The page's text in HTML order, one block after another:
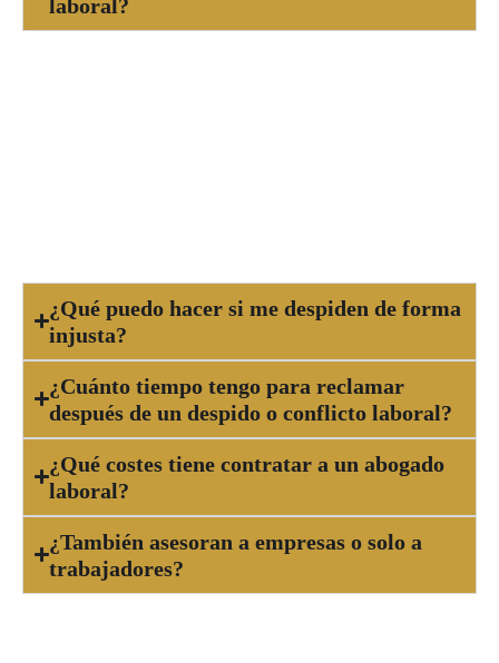
laboral?
¿Qué puedo hacer si me despiden de forma
injusta?
¿Cuánto tiempo tengo para reclamar
después de un despido o conflicto laboral?
¿Qué costes tiene contratar a un abogado
laboral?
¿También asesoran a empresas o solo a
trabajadores?